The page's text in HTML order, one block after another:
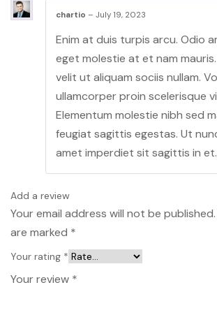
chartio – July 19, 2023
Enim at duis turpis arcu. Odio
eget molestie at et nam
velit ut aliquam sociis nullam.
ullamcorper proin scelerisque
Elementum molestie nibh sed
feugiat sagittis egestas. Ut
amet imperdiet sit sagittis in et.
Add a review
Your email address will not be published.
are marked *
Your rating *
Your review *